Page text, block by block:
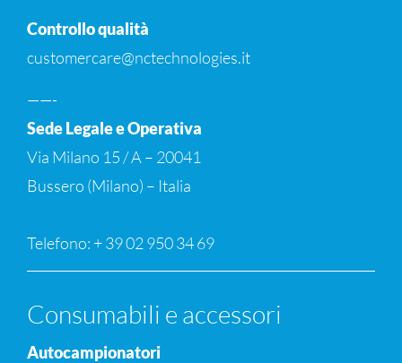
Controllo qualità
customercare@nctechnologies.it
——-
Sede Legale e Operativa
Via Milano 15 / A – 20041
Bussero (Milano) – Italia
Telefono: + 39 02 950 34 69
Consumabili e accessori
Autocampionatori